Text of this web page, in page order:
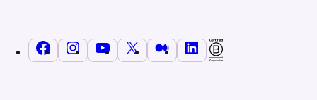
FacebookInstagramYouTubeX MediumLinkedIn